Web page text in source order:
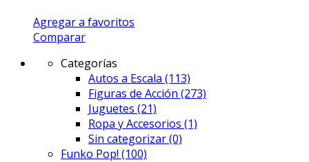
Agregar a favoritos
Comparar
Categorías
Autos a Escala (113)
Figuras de Acción (273)
Juguetes (21)
Ropa y Accesorios (1)
Sin categorizar(0)
Funko Pop! (100)